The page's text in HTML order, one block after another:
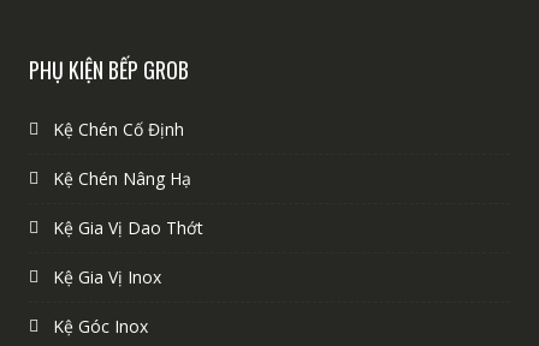
PHỤ KIỆN BẾP GROB
Kệ Chén Cố Định
Kệ Chén Nâng Hạ
Kệ Gia Vị Dao Thớt
Kệ Gia Vị Inox
Kệ Góc Inox